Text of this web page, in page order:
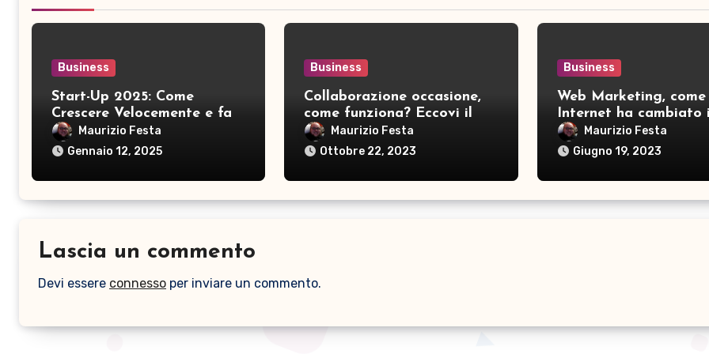
Business
Start-Up 2025: Come
Crescere Velocemente e fare
BrandMaurizio Festa
Gennaio 12, 2025
Business
Collaborazione occasione,
come funziona? Eccovi il
modello per la ritenuta
d’acconto
Maurizio Festa
Ottobre 22, 2023
Business
Web Marketing, come
Internet ha cambiato
modo di fare
Maurizio Festa
Giugno 19, 2023
Lascia un commento
Devi essere connesso per inviare un commento.